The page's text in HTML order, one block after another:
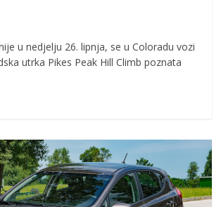
u nedjelju 26. lipnja, se u Coloradu vozi
utrka Pikes Peak Hill Climb poznata